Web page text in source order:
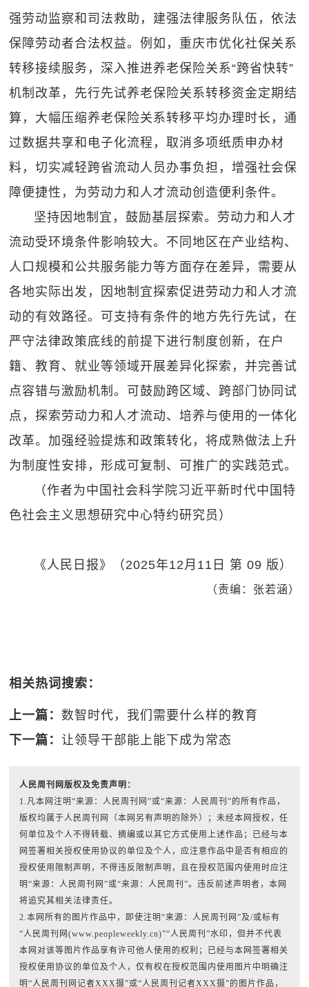
强劳动监察和司法救助，建强法律服务队伍，依法
保障劳动者合法权益。例如，重庆市优化社保关系
转移接续服务，深入推进养老保险关系“跨省快转”
机制改革，先行先试养老保险关系转移资金定期结
算，大幅压缩养老保险关系转移平均办理时长，通
过数据共享和电子化流程，取消多项纸质申办材
料，切实减轻跨省流动人员办事负担，增强社会保
障便捷性，为劳动力和人才流动创造便利条件。
坚持因地制宜，鼓励基层探索。劳动力和人才
流动受环境条件影响较大。不同地区在产业结构、
人口规模和公共服务能力等方面存在差异，需要从
各地实际出发，因地制宜探索促进劳动力和人才流
动的有效路径。可支持有条件的地方先行先试，在
严守法律政策底线的前提下进行制度创新，在户
籍、教育、就业等领域开展差异化探索，并完善试
点容错与激励机制。可鼓励跨区域、跨部门协同试
点，探索劳动力和人才流动、培养与使用的一体化
改革。加强经验提炼和政策转化，将成熟做法上升
为制度性安排，形成可复制、可推广的实践范式。
（作者为中国社会科学院习近平新时代中国特
色社会主义思想研究中心特约研究员）
《人民日报》（2025年12月11日 第 09 版）
（责编：张若涵）
相关热词搜索：
上一篇： 数智时代，我们需要什么样的教育
下一篇：让领导干部能上能下成为常态
人民周刊网版权及免责声明：
1.凡本网注明“来源：人民周刊网”或“来源：人民周刊”的所有作品，
版权均属于人民周刊网（本网另有声明的除外）；未经本网授权，任
何单位及个人不得转载、摘编或以其它方式使用上述作品；已经与本
网签署相关授权使用协议的单位及个人，应注意作品中是否有相应的
授权使用限制声明，不得违反限制声明，且在授权范围内使用时应注
明“来源：人民周刊网”或“来源：人民周刊”。违反前述声明者，本网
将追究其相关法律责任。
2.本网所有的图片作品中，即使注明“来源：人民周刊网”及/或标有
“人民周刊网(www.peopleweekly.cn)”“人民周刊”水印，但并不代表
本网对该等图片作品享有许可他人使用的权利；已经与本网签署相关
授权使用协议的单位及个人，仅有权在授权范围内使用图片中明确注
明“人民周刊网记者XXX摄”或“人民周刊记者XXX摄”的图片作品，